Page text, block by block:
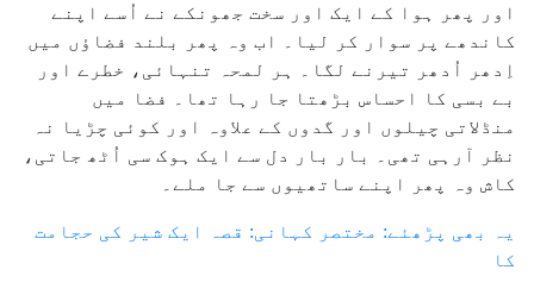
اور پھر ہوا کے ایک اور سخت جھونکے نے اُسے اپنے
کاندھے پر سوار کر لیا۔ اب وہ پھر بلند فضاؤں میں
اِدھر اُدھر تیرنے لگا۔ ہر لمحہ تنہائی، خطرے اور
بے بسی کا احساس بڑھتا جا رہا تھا۔ فضا میں
منڈلاتی چیلوں اور گدوں کے علاوہ اور کوئی چڑیا نہ
نظر آرہی تھی۔ بار بار دل سے ایک ہوک سی اُٹھ جاتی،
کاش وہ پھر اپنے ساتھیوں سے جا ملے۔
یہ بھی پڑھئے: مختصر کہانی: قصہ ایک شیر کی حجامت
کا